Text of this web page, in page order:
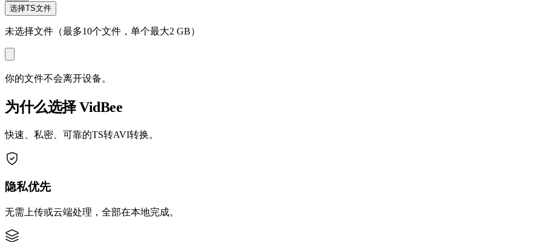
选择TS文件
未选择文件（最多10个文件，单个最大2 GB）
你的文件不会离开设备。
为什么选择 VidBee
快速、私密、可靠的TS转AVI转换。
隐私优先
无需上传或云端处理，全部在本地完成。